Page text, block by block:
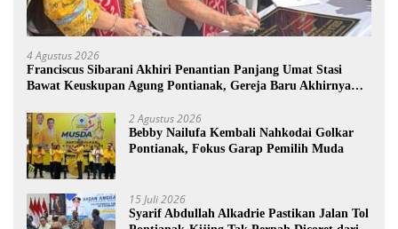
4 Agustus 2026
Franciscus Sibarani Akhiri Penantian Panjang Umat Stasi
Bawat Keuskupan Agung Pontianak, Gereja Baru Akhirnya
2 Agustus 2026
Bebby Nailufa Kembali Nahkodai Golkar
Pontianak, Fokus Garap Pemilih Muda
15 Juli 2026
Syarif Abdullah Alkadrie Pastikan Jalan Tol